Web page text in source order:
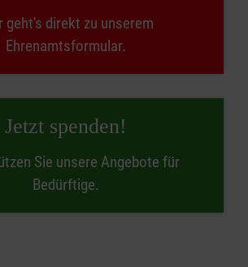
geht's direkt zu unserem
Ehrenamtsformular.
Jetzt spenden!
Sie unsere Angebote für
Bedürftige.